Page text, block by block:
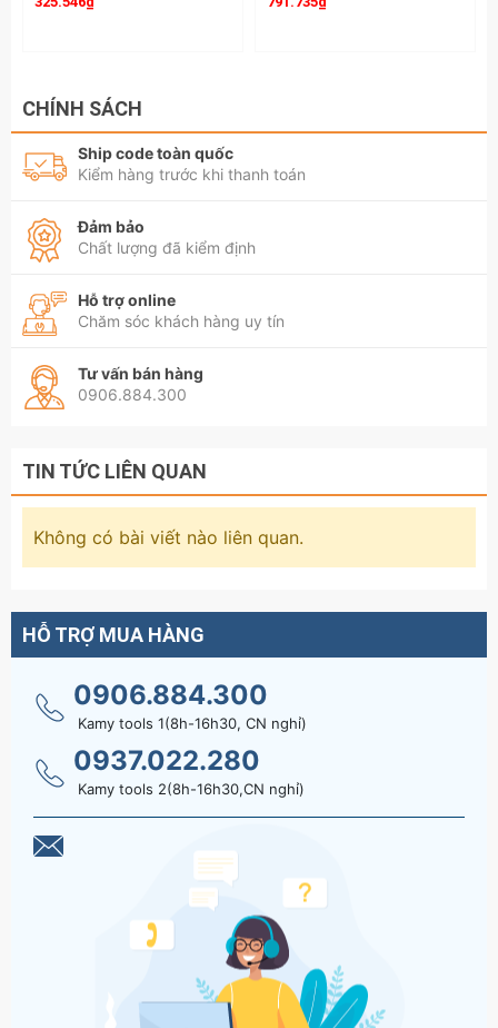
CHÍNH SÁCH
Ship code toàn quốc
Kiểm hàng trước khi thanh toán
Đảm bảo
Chất lượng đã kiểm định
Hỗ trợ online
Chăm sóc khách hàng uy tín
Tư vấn bán hàng
0906.884.300
TIN TỨC LIÊN QUAN
Không có bài viết nào liên quan.
HỖ TRỢ MUA HÀNG
0906.884.300
Kamy tools 1(8h-16h30, CN nghỉ)
0937.022.280
Kamy tools 2(8h-16h30,CN nghỉ)